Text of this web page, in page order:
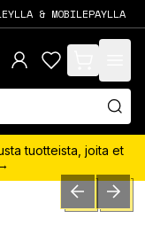
& MOBILEPAYLLA
items in cart,
tuotteista, joita et
PREVIOUSNEXT